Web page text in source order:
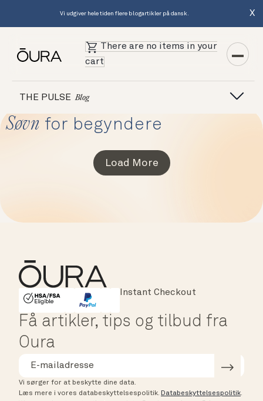
Vi udgiver hele tiden flere blogartikler på dansk. X
There are no items in your
cart
THE PULSE Blog
Søvn for begyndere
Load More
HSA/FSA Eligible
Affirm
Instant Checkout
Få artikler, tips og tilbud fra
Oura
Vi sørger for at beskytte dine data.
Læs mere i vores databeskyttelsespolitik. Databeskyttelsespolitik.